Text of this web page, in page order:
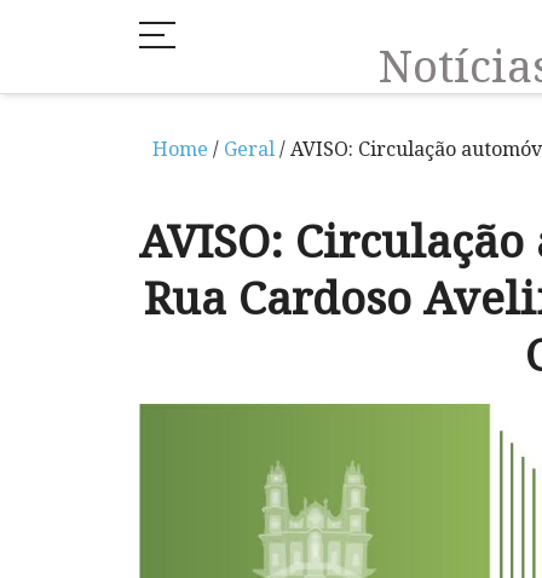
Home / Geral/ AVISO: Circulação
AVISO:
Rua Cardoso